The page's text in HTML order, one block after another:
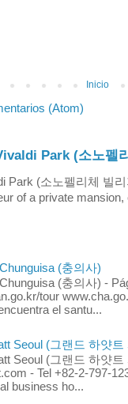
Inicio
(Atom)
Park (소노펠
Park (소노펠리체 빌
of a private
(충의사)
(충의사) -
tour
el santu...
Seoul (그랜드 하얏트
Seoul (그랜드 하얏트
- Tel +82-2-797-
business ho...